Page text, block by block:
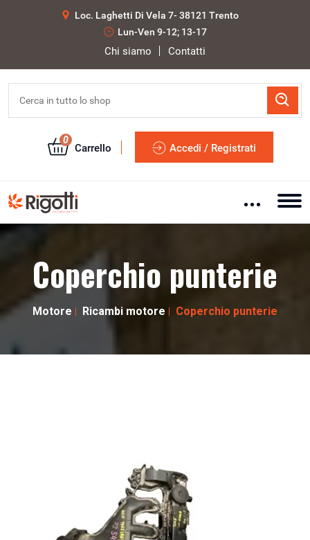
Loc. Laghetti Di Vela 7- 38121 Trento
Lun-Ven 9-12; 13-17
Chi siamo Contatti
0
Carrello Accedi / Registrati
Coperchio punterie
Motore Ricambi motore Coperchio punterie